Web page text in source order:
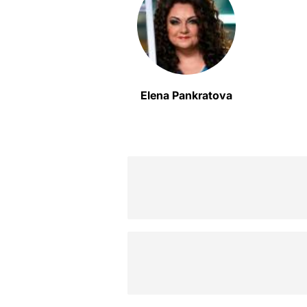
Elena Pankratova